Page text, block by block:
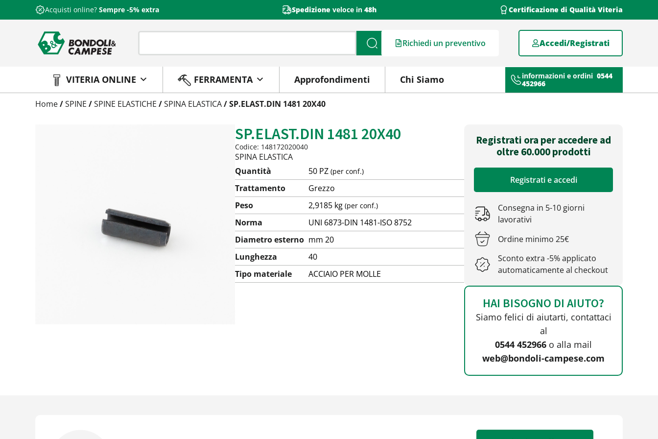
Acquisti online? Sempre -5% extra Spedizione veloce in 48h Certificazione di Qualità Viteria
Cerca Richiedi un preventivo Accedi/Registrati
VITERIA ONLINE FERRAMENTA Approfondimenti Chi Siamo informazioni e ordini 0544
452966
TrattamentoHome/SPINE /SPINE ELASTICHE /SPINA ELASTICA/ SP.ELAST.DIN 1481 20X40
SP.ELAST.DIN 1481 20X40
Codice: 148172020040
SPINA ELASTICA
Quantità
50 PZ (per conf.)
Trattamento
Grezzo
Peso
2,9185 kg (per conf.)
Norma
UNI 6873-DIN 1481-ISO 8752
Diametro esterno mm 20
Lunghezza
40
Tipo materiale
ACCIAIO PER MOLLE
Registrati ora per accedere ad
oltre 60.000 prodotti
Registrati e accedi
Consegna in 5-10 giorni
lavorativi
Ordine minimo 25€
Sconto extra -5% applicato
automaticamente al checkout
HAI BISOGNO DI AIUTO?
Siamo felici di aiutarti, contattaci
al
0544 452966 o alla mail
web@bondoli-campese.com